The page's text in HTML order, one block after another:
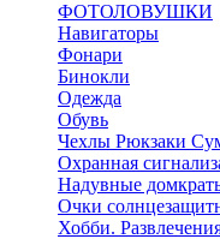
ФОТОЛОВУШКИ
Навигаторы
Фонари
Бинокли
Одежда
Обувь
Чехлы Рюкзаки
Охранная
Надувные
Очки
Хобби.